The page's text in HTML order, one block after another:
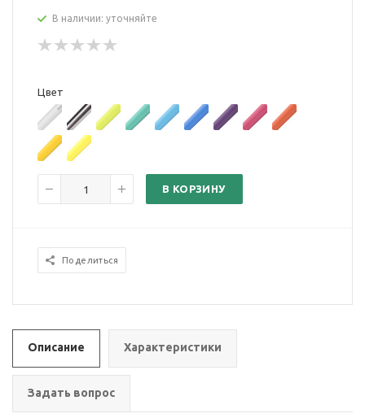
В наличии: уточняйте
Цвет
В КОРЗИНУ
Поделиться
Описание Характеристики
Задать вопрос